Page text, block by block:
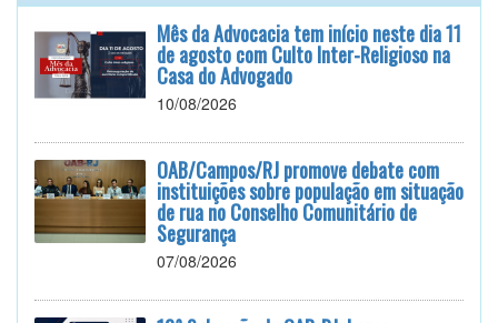
Mês da Advocacia tem início neste dia 11
de agosto com Culto Inter-Religioso na
Casa do Advogado
10/08/2026
OAB/Campos/RJ promove debate com
instituições sobre população em situação
de rua no Conselho Comunitário de
Segurança
07/08/2026